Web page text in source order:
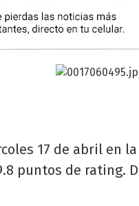
17 de abril en
puntos de rating.